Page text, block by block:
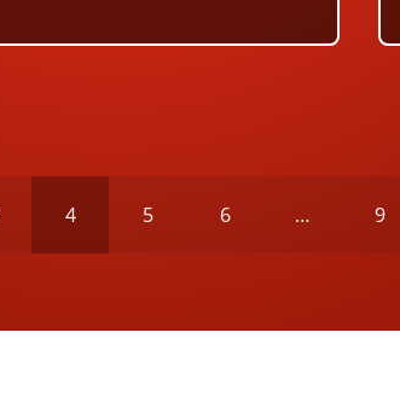
4 5 6 … 9